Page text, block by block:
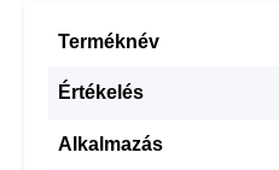
Terméknév
Értékelés
Alkalmazás